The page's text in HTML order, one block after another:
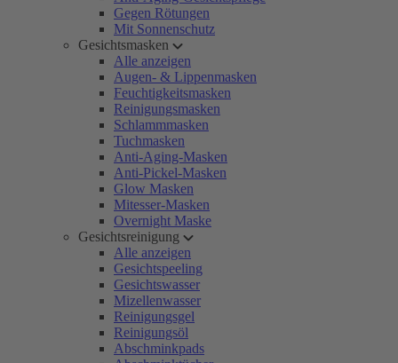
Gegen Rötungen
Mit Sonnenschutz
Gesichtsmasken
Alle anzeigen
Augen- & Lippenmasken
Feuchtigkeitsmasken
Reinigungsmasken
Schlammmasken
Tuchmasken
Anti-Aging-Masken
Anti-Pickel-Masken
Glow Masken
Mitesser-Masken
Overnight Maske
Gesichtsreinigung
Alle anzeigen
Gesichtspeeling
Gesichtswasser
Mizellenwasser
Reinigungsgel
Reinigungsöl
Abschminkpads